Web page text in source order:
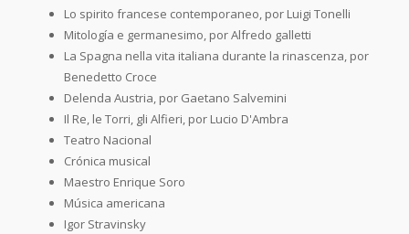
Lo spirito francese contemporaneo, por Luigi Tonelli
Mitología e germanesimo, por Alfredo galletti
La Spagna nella vita italiana durante la rinascenza, por
Benedetto Croce
Delenda Austria, por Gaetano Salvemini
Il Re, le Torri, gli Alfieri, por Lucio D'Ambra
Teatro Nacional
Crónica musical
Maestro Enrique Soro
Música americana
Igor Stravinsky